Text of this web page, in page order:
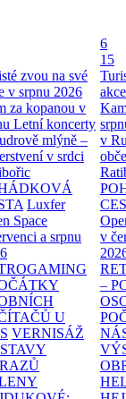
zvou na své
v srpnu 2026
za kopanou v
Letní koncerty
mlýně –
v srdci
Luxfer
Space
a srpnu
U
VERNISÁŽ
6
15
v
v
–